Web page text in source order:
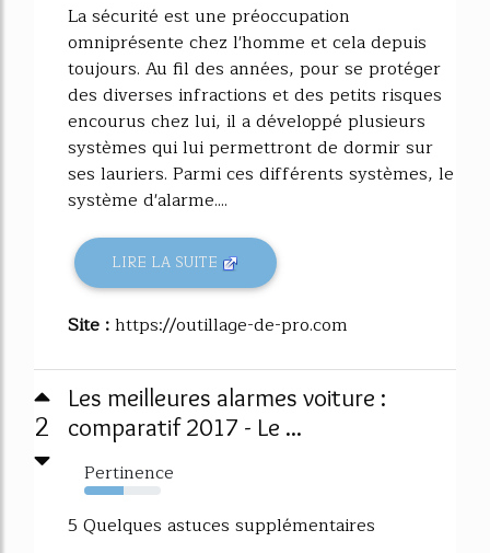
La sécurité est une préoccupation
omniprésente chez l'homme et cela depuis
toujours. Au fil des années, pour se protéger
des diverses infractions et des petits risques
encourus chez lui, il a développé plusieurs
systèmes qui lui permettront de dormir sur
ses lauriers. Parmi ces différents systèmes, le
système d'alarme....
LIRE LA SUITE
Site :https://outillage-de-pro.com
2
Les meilleures alarmes voiture :
comparatif 2017 - Le ...
Pertinence
51%
5 Quelques astuces supplémentaires